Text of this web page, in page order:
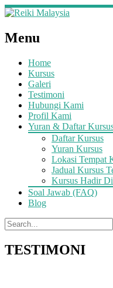
Menu
Home
Kursus
Galeri
Testimoni
Hubungi Kami
Profil Kami
Yuran & Daftar
Daftar Kursus
Yuran Kursus
Lokasi Tempat
Jadual Kursus
Kursus Hadir
Soal Jawab (FAQ)
Blog
TESTIMONI